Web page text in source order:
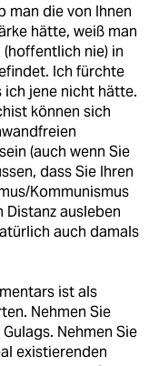
man die von Ihnen
hätte, weiß man
nie) in
Ich fürchte
ich jene nicht hätte.
können sich
(auch wenn Sie
dass Sie Ihren
Kommunismus
Distanz ausleben
auch damals
ist als
Nehmen Sie
Nehmen Sie
existierenden